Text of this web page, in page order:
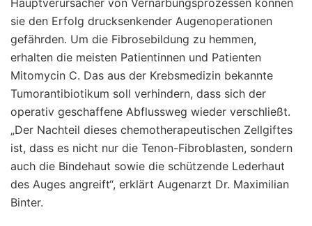
sie den Erfolg drucksenkender Augenoperationen
gefährden. Um die Fibrosebildung zu hemmen,
erhalten die meisten Patientinnen und Patienten
Mitomycin C. Das aus der Krebsmedizin bekannte
Tumorantibiotikum soll verhindern, dass sich der
operativ geschaffene Abflussweg wieder verschließt.
„Der Nachteil dieses chemotherapeutischen Zellgiftes
ist, dass es nicht nur die Tenon-Fibroblasten, sondern
auch die Bindehaut sowie die schützende Lederhaut
des Auges angreift“, erklärt Augenarzt Dr. Maximilian
Binter.